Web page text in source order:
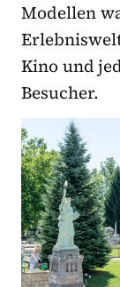
Modellen
Kino und
Besucher.